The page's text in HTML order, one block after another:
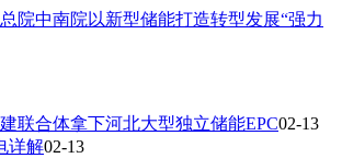
院中南院以新型储能打造转型发展“强力
联合体拿下河北大型独立储能EPC02-13
详解02-13